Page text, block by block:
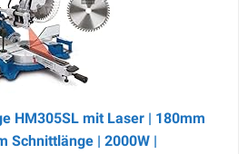
HM305SL mit Laser | 180mm
Schnittlänge | 2000W |